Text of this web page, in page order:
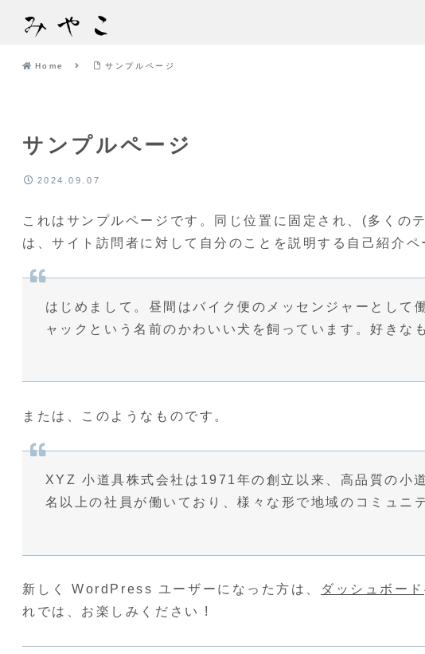
Home サンプルページ
サンプルページ
2024.09.07
これはサンプルページです。同じ位置に固定され、(多くの
は、サイト訪問者に対して自分のことを説明する自己紹介
はじめまして。昼間はバイク便のメッセンジャーとし
ャックという名前のかわいい犬を飼っています。好きな
または、このようなものです。
XYZ 小道具株式会社は1971年の創立以来、高品質の小
名以上の社員が働いており、様々な形で地域のコミュニ
新しく WordPress ユーザーになった方は、 ダッシュボード
れでは、お楽しみください !